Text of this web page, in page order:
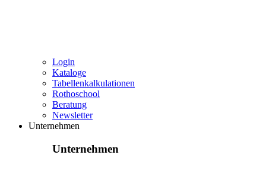
Login
Kataloge
Tabellenkalkulationen
Rothoschool
Beratung
Newsletter
Unternehmen
Unternehmen